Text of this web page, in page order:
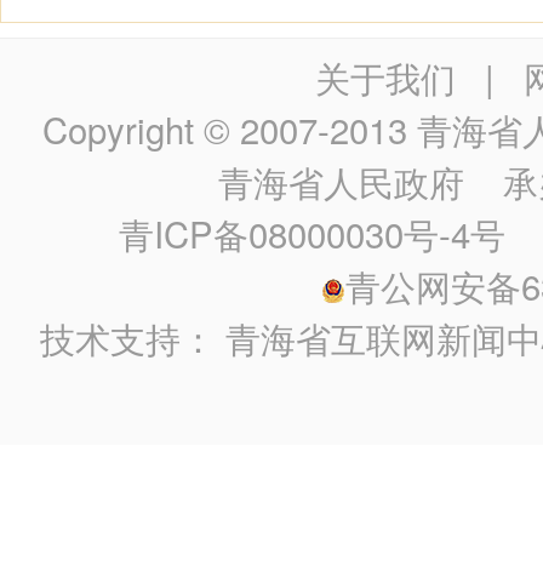
关于我们 |
Copyright © 2007-2013 青海省
青海省人民政府 承
青ICP备08000030号-4号
青公网安备
技术支持：青海省互联网新闻